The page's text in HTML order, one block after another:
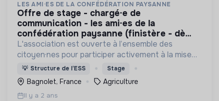
LES AMI·ES DE LA CONFÉDÉRATION PAYSANNE
offre de stage - chargé·e de
communication - les ami·es de la
confédération paysanne (finistère - dè...
L'association est ouverte à l’ensemble des
citoyen·nes pour participer activement à la mise
en place d’une agriculture paysanne,
respectueuse du vivant.
💡 Structure de l’ESS Stage
Bagnolet, France Agriculture
Il y a 2 ans